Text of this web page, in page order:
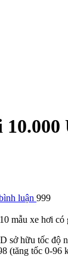
luận 999
mẫu xe hơi
(tăng tốc 0-96